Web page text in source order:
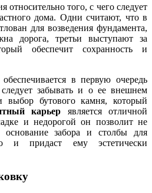
того, с чего следует
дома. Одни считают, что в
для возведения фундамента,
дорога, третьи выступают за
обеспечит сохранность и
в первую очередь
забывать и о ее внешнем
бутового камня, который
карьер является отличной
и недорогой он позволит не
основание забора и столбы для
и придаст ему эстетически